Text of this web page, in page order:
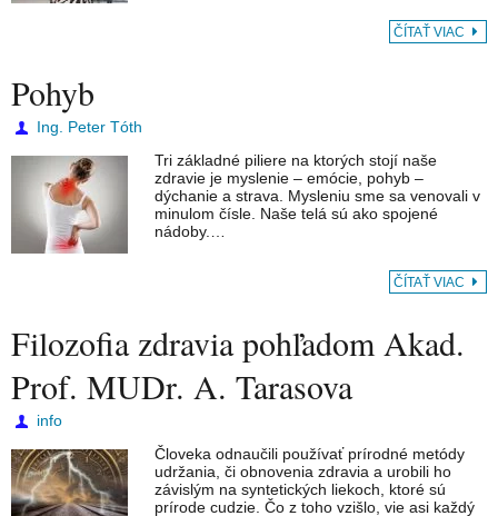
ČÍTAŤ VIAC
Pohyb
Ing. Peter Tóth
Tri základné piliere na ktorých stojí naše
zdravie je myslenie – emócie, pohyb –
dýchanie a strava. Mysleniu sme sa venovali v
minulom čísle. Naše telá sú ako spojené
nádoby.…
ČÍTAŤ VIAC
Filozofia zdravia pohľadom Akad.
Prof. MUDr. A. Tarasova
info
Človeka odnaučili používať prírodné metódy
udržania, či obnovenia zdravia a urobili ho
závislým na syntetických liekoch, ktoré sú
prírode cudzie. Čo z toho vzišlo, vie asi každý